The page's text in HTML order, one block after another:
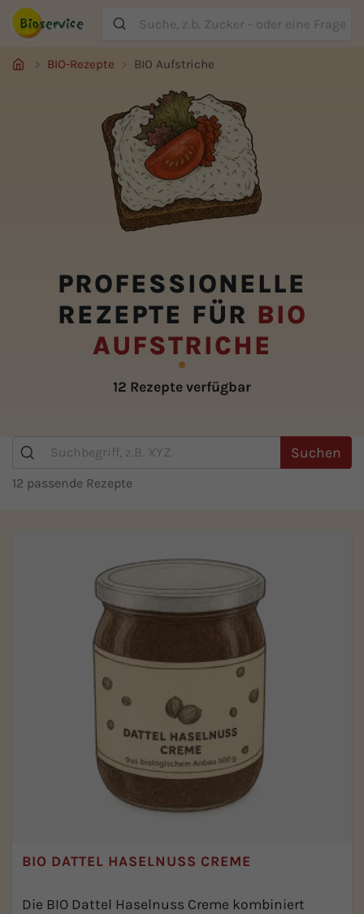
Suche
BIO-Rezepte BIO Aufstriche
PROFESSIONELLE
REZEPTE FÜR BIO
AUFSTRICHE
12 Rezepte verfügbar
Suchen
12 passende Rezepte
BIO DATTEL HASELNUSS CREME
Die BIO Dattel Haselnuss Creme kombiniert